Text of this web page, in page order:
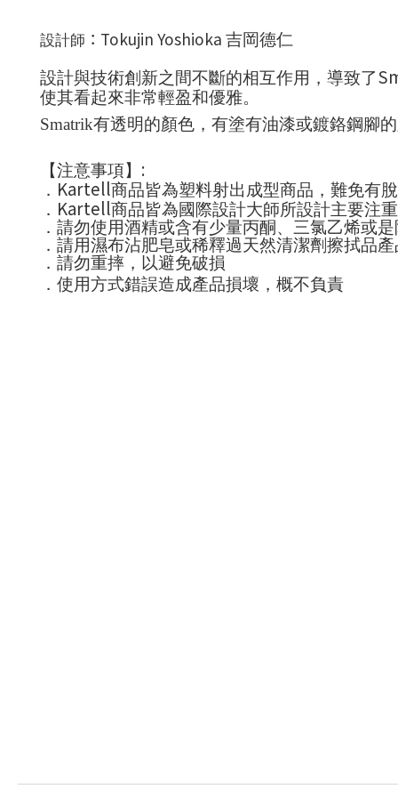
設計師 ：Tokujin Yoshioka 吉岡德仁
設計與技術創新之間不斷的相互作用，導致了
使其看起來非常輕盈和優雅。
Smatrik有透明的顏色，有塗有油漆或鍍鉻鋼腳
【注意事項】 :
． Kartell商品皆為塑料射出成型商品，難免有
． Kartell商品皆為國際設計大師所設計主要注
．請勿使用酒精或含有少量丙酮、三氯乙烯或
．請用濕布沾肥皂或稀釋過天然清潔劑擦拭品
．請勿重摔，以避免破損
．使用方式錯誤造成產品損壞，概不負責